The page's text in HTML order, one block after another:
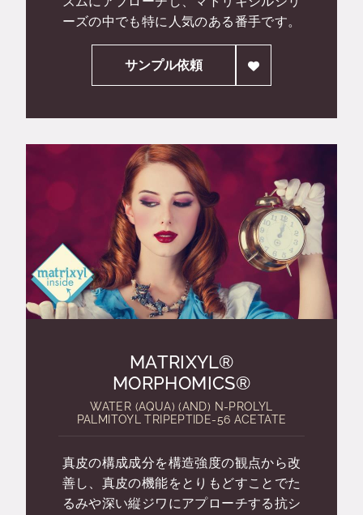
ーズの中でも特に人気のある番手です。
サンプル依頼
MATRIXYL®
MORPHOMICS®
WATER (AQUA) (AND) N-PROLYL
PALMITOYL TRIPEPTIDE-56 ACETATE
真皮の構成成分を構造強度の観点から改
善し、真皮の機能をとりもどすことでた
るみや深い縦ジワにアプローチする抗シ